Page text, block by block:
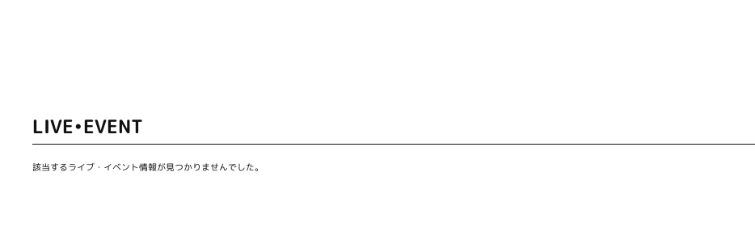
LIVE•EVENT
該当するライブ・イベント情報が見つかりませんでした。